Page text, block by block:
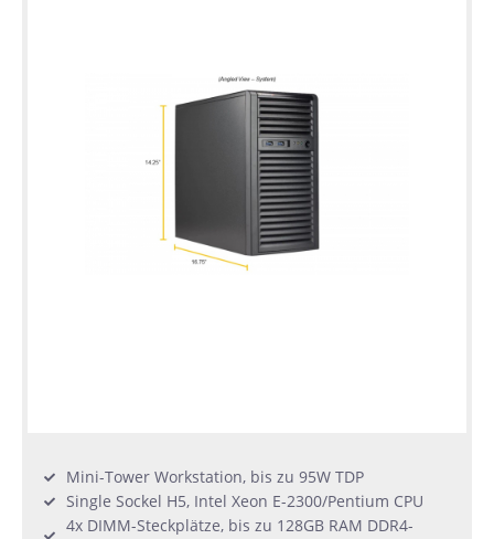
Mini-Tower Workstation, bis zu 95W TDP
Single Sockel H5, Intel Xeon E-2300/Pentium CPU
4x DIMM-Steckplätze, bis zu 128GB RAM DDR4-